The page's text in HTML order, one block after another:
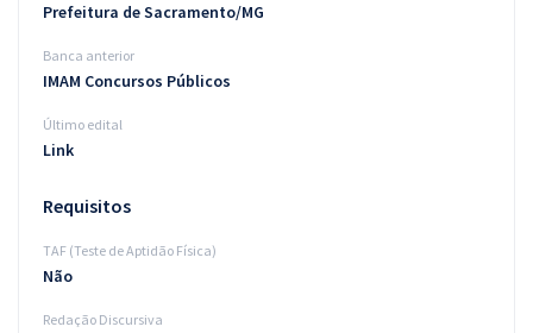
Prefeitura de Sacramento/MG
Banca anterior
IMAM Concursos Públicos
Último edital
Link
Requisitos
TAF (Teste de Aptidão Física)
Não
Redação Discursiva